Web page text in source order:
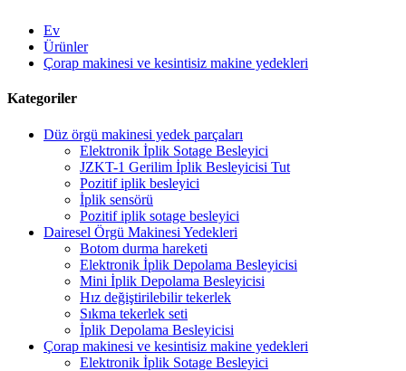
Ev
Ürünler
Çorap makinesi ve kesintisiz makine yedekleri
Kategoriler
Düz örgü makinesi yedek parçaları
Elektronik İplik Sotage Besleyici
JZKT-1 Gerilim İplik Besleyicisi Tut
Pozitif iplik besleyici
İplik sensörü
Pozitif iplik sotage besleyici
Dairesel Örgü Makinesi Yedekleri
Botom durma hareketi
Elektronik İplik Depolama Besleyicisi
Mini İplik Depolama Besleyicisi
Hız değiştirilebilir tekerlek
Sıkma tekerlek seti
İplik Depolama Besleyicisi
Çorap makinesi ve kesintisiz makine yedekleri
Elektronik İplik Sotage Besleyici